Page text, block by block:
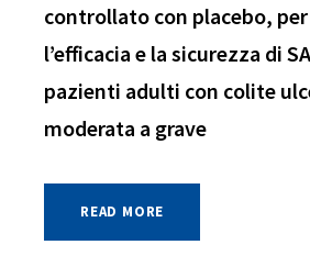
controllato con placebo,
l’efficacia e la sicurezza di
pazienti adulti con colite
moderata a grave
READ MORE